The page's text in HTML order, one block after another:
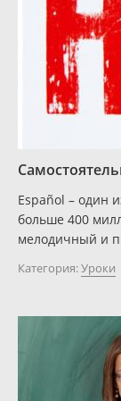
Español – один
больше 400
мелодичный и
Категория:Уроки